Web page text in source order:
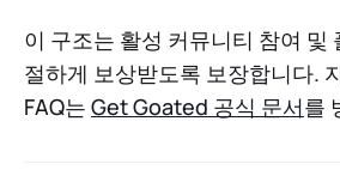
이 구조는 활성 커뮤니티 참여 및
절하게 보상받도록 보장합니다.
FAQ는 Get Goated 공식 문서를